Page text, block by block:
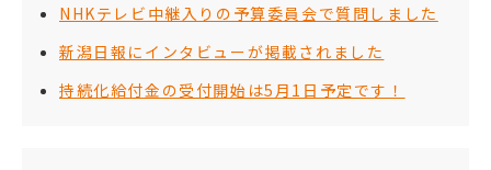
NHKテレビ中継入りの予算委員会で質問しました
新潟日報にインタビューが掲載されました
持続化給付金の受付開始は5月1日予定です！